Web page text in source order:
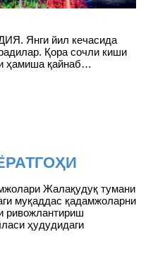
Янги йил кечасида
Қора сочли киши
ҳамиша қайнаб…
Жалақудуқ тумани
муқаддас қадамжоларни
ривожлантириш
ҳудудидаги